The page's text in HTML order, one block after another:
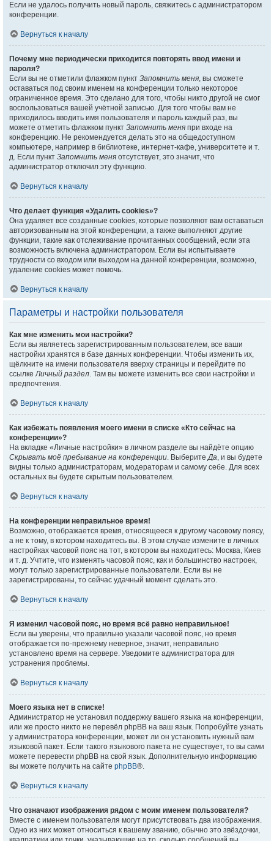
Если не удалось получить новый пароль, свяжитесь с администратором
конференции.
Вернуться к началу
Почему мне периодически приходится повторять ввод имени и
пароля?
Если вы не отметили флажком пункт Запомнить меня, вы сможете
оставаться под своим именем на конференции только некоторое
ограниченное время. Это сделано для того, чтобы никто другой не смог
воспользоваться вашей учётной записью. Для того чтобы вам не
приходилось вводить имя пользователя и пароль каждый раз, вы
можете отметить флажком пункт Запомнить меня при входе на
конференцию. Не рекомендуется делать это на общедоступном
компьютере, например в библиотеке, интернет-кафе, университете и т.
д. Если пункт Запомнить меня отсутствует, это значит, что
администратор отключил эту функцию.
Вернуться к началу
Что делает функция «Удалить cookies»?
Она удаляет все созданные cookies, которые позволяют вам оставаться
авторизованным на этой конференции, а также выполняют другие
функции, такие как отслеживание прочитанных сообщений, если эта
возможность включена администратором. Если вы испытываете
трудности со входом или выходом на данной конференции, возможно,
удаление cookies может помочь.
Вернуться к началу
Параметры и настройки пользователя
Как мне изменить мои настройки?
Если вы являетесь зарегистрированным пользователем, все ваши
настройки хранятся в базе данных конференции. Чтобы изменить их,
щёлкните на имени пользователя вверху страницы и перейдите по
ссылкеЛичный раздел. Там вы можете изменить все свои настройки и
предпочтения.
Вернуться к началу
Как избежать появления моего имени в списке «Кто сейчас на
конференции»?
На вкладке «Личные настройки» в личном разделе вы найдёте опцию
Скрывать моё пребывание на конференции. ВыберитеДа, и вы будете
видны только администраторам, модераторам и самому себе. Для всех
остальных вы будете скрытым пользователем.
Вернуться к началу
На конференции неправильное время!
Возможно, отображается время, относящееся к другому часовому поясу,
а не к тому, в котором находитесь вы. В этом случае измените в личных
настройках часовой пояс на тот, в котором вы находитесь: Москва, Киев
и т. д. Учтите, что изменять часовой пояс, как и большинство настроек,
могут только зарегистрированные пользователи. Если вы не
зарегистрированы, то сейчас удачный момент сделать это.
Вернуться к началу
Я изменил часовой пояс, но время всё равно неправильное!
Если вы уверены, что правильно указали часовой пояс, но время
отображается по-прежнему неверное, значит, неправильно
установлено время на сервере. Уведомите администратора для
устранения проблемы.
Вернуться к началу
Моего языка нет в списке!
Администратор не установил поддержку вашего языка на конференции,
или же просто никто не перевёл phpBB на ваш язык. Попробуйте узнать
у администратора конференции, может ли он установить нужный вам
языковой пакет. Если такого языкового пакета не существует, то вы сами
можете перевести phpBB на свой язык. Дополнительную информацию
вы можете получить на сайте phpBB®.
Вернуться к началу
Что означают изображения рядом с моим именем пользователя?
Вместе с именем пользователя могут присутствовать два изображения.
Одно из них может относиться к вашему званию, обычно это звёздочки,